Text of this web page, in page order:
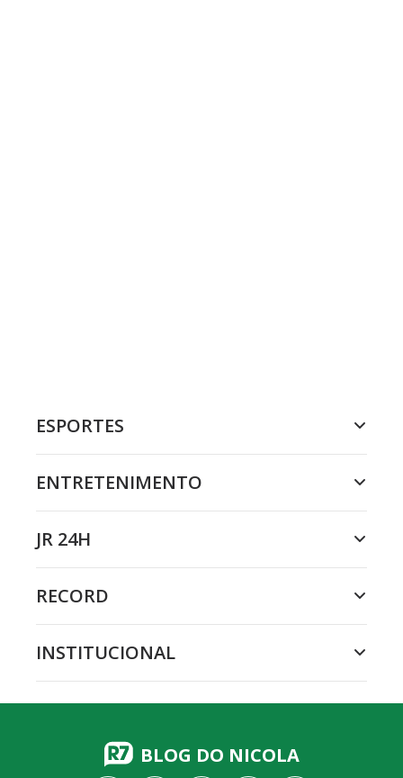
ESPORTES
ENTRETENIMENTO
JR 24H
RECORD
INSTITUCIONAL
BLOG DO NICOLA